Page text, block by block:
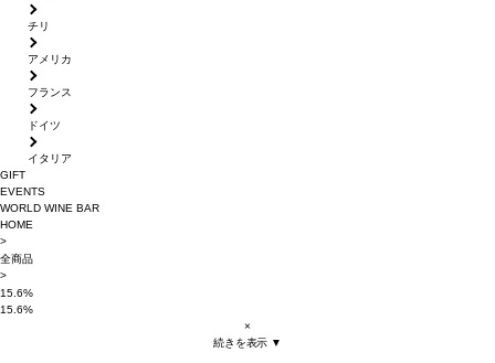
チリ
アメリカ
フランス
ドイツ
イタリア
GIFT
EVENTS
WORLD WINE BAR
HOME
>
全商品
>
15.6%
15.6%
×
続きを表示 ▼